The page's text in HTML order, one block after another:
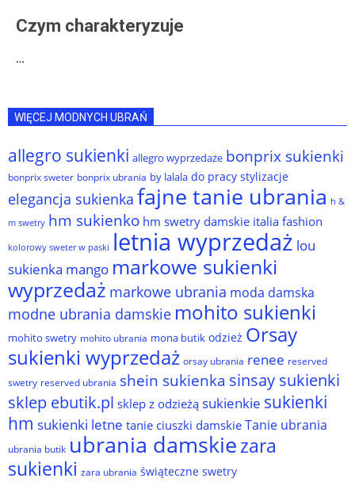
Czym charakteryzuje
…
WIĘCEJ MODNYCH UBRAŃ
allegro sukienki allegro wyprzedaże bonprix sukienki
bonprix sweter bonprix ubrania by lalala do pracy stylizacje
elegancja sukienka fajne tanie ubrania h &
m swetry hm sukienko hm swetry damskie italia fashion
kolorowy sweter w paski letnia wyprzedaż lou
sukienka mango markowe sukienki
wyprzedaż markowe ubrania moda damska
modne ubrania damskie mohito sukienki
mohito swetry mohito ubrania mona butik odzież Orsay
sukienki wyprzedaż orsay ubrania renee reserved
swetry reserved ubrania shein sukienka sinsay sukienki
sklep ebutik.pl sklep z odzieżą sukienkie sukienki
hm sukienki letne tanie ciuszki damskie Tanie ubrania
ubrania butik ubrania damskiezara
sukienki zara ubrania świąteczne swetry